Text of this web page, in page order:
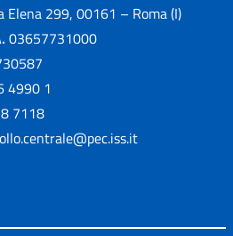
Elena 299, 00161 – Roma (I)
03657731000
4990 1
7118